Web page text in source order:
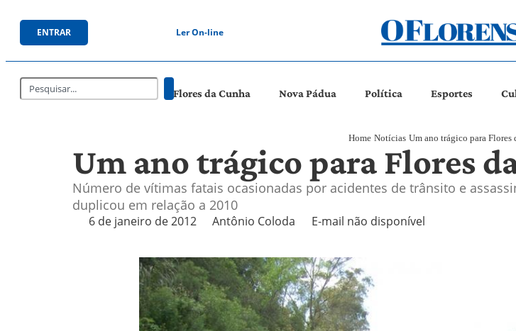
ENTRAR Ler On-line
Flores da Cunha Nova Pádua Política Esportes
Home Notícias Um ano trágico para Flores
Um ano trágico para Flores
Número de vítimas fatais ocasionadas por acidentes de trânsito e
duplicou em relação a 2010
6 de janeiro de 2012 Antônio Coloda E-mail não disponível